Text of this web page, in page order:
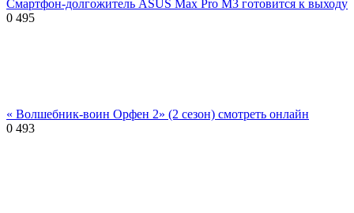
Смартфон-долгожитель ASUS Max Pro M3 готовится к выходу
0 495
« Волшебник-воин Орфен 2» (2 сезон) смотреть онлайн
0 493